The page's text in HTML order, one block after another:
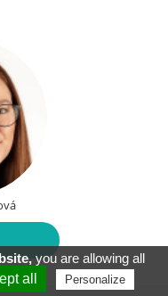
you are allowing all
all Personalize